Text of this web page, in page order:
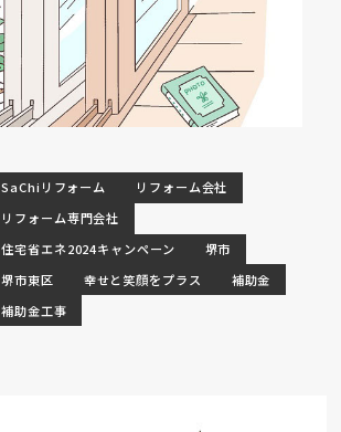
SaChiリフォーム
リフォーム会社
リフォーム専門会社
住宅省エネ2024キャンペーン
堺市
堺市東区
幸せと笑顔をプラス
補助金
補助金工事